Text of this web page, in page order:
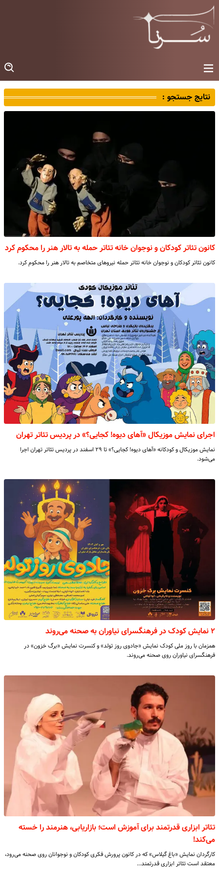
نتایج جستجو :
کانون تئاتر کودکان و نوجوان خانه تئاتر حمله به تالار هنر را محکوم کرد
کانون تئاتر کودکان و نوجوان خانه تئاتر حمله نیروهای متخاصم به تالار هنر را محکوم کرد.
اجرای نمایش موزیکال «آهای دیوه! کجایی؟» در پردیس تئاتر تهران
نمایش موزیکال و کودکانه «آهای دیوه! کجایی؟» تا ۲۹ اسفند در پردیس تئاتر تهران اجرا
می‌شود.
۲ نمایش کودک در فرهنگسرای نیاوران به صحنه می‌روند
همزمان با روز ملی کودک نمایش «جادوی روز تولد» و کنسرت نمایش «برگ خزون» در
فرهنگسرای نیاوران روی صحنه می‌روند.
تئاتر ابزاری قدرتمند برای آموزش است؛ بازاریابی، هنرمند را خسته
می‌کند!
کارگردان نمایش «باغ گیلاس» که در کانون پرورش فکری کودکان و نوجوانان روی صحنه می‌رود،
معتقد است تئاتر ابزاری قدرتمند…